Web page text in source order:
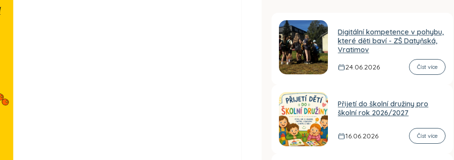
Digitální kompetence v pohybu,
které děti baví - ZŠ Datyňská,
Vratimov
24.06.2026
Číst více
Přijetí do školní družiny pro
školní rok 2026/2027
16.06.2026 Číst více